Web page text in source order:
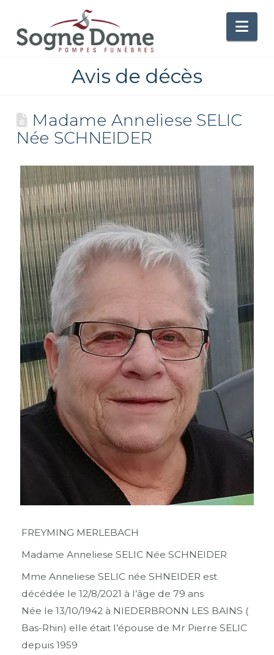
Avis de décès
Madame Anneliese SELIC
Née SCHNEIDER
FREYMING MERLEBACH
Madame Anneliese SELIC Née SCHNEIDER
Mme Anneliese SELIC née SHNEIDER est
décédée le 12/8/2021 à l’âge de 79 ans
Née le 13/10/1942 à NIEDERBRONN LES BAINS (
Bas-Rhin) elle était l’épouse de Mr Pierre SELIC
depuis 1959